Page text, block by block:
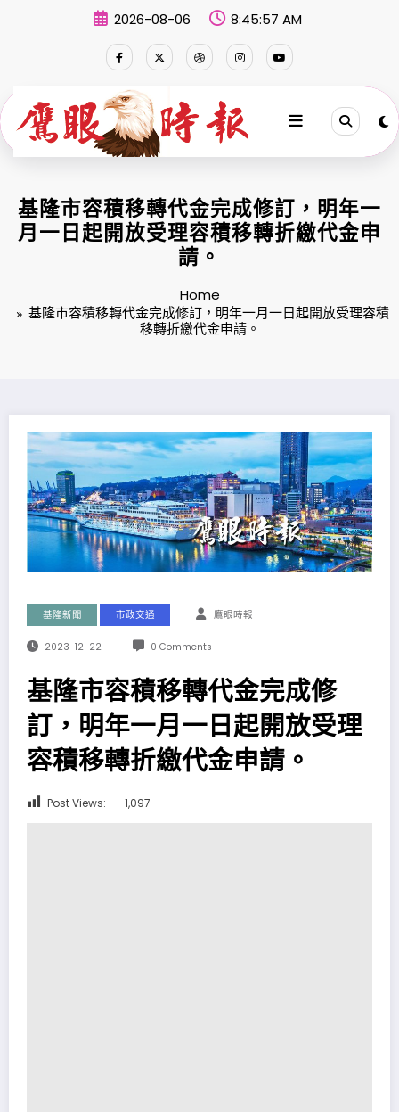
2026-08-06 8:45:57 AM
基隆市容積移轉代金完成修訂，明年一
月一日起開放受理容積移轉折繳代金申
請。
Home
基隆市容積移轉代金完成修訂，明年一月一日起開放受理容積
移轉折繳代金申請。
基隆新聞 市政交通 鷹眼時報
2023-12-22 0 Comments
基隆市容積移轉代金完成修
訂，明年一月一日起開放受理
容積移轉折繳代金申請。
Post Views: 1,097